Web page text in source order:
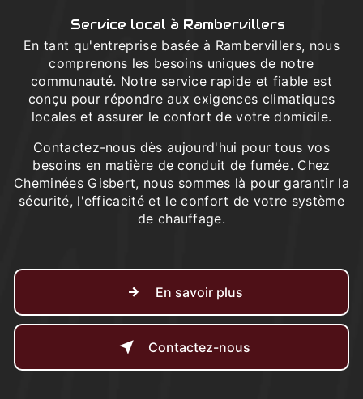
Service local à Rambervillers
En tant qu'entreprise basée à Rambervillers, nous
comprenons les besoins uniques de notre
communauté. Notre service rapide et fiable est
conçu pour répondre aux exigences climatiques
locales et assurer le confort de votre domicile.
Contactez-nous dès aujourd'hui pour tous vos
besoins en matière de conduit de fumée. Chez
Cheminées Gisbert, nous sommes là pour garantir la
sécurité, l'efficacité et le confort de votre système
de chauffage.
En savoir plus
Contactez-nous